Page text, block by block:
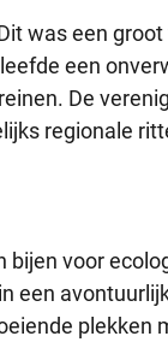
was een
een
De
regionale
voor
een
plekken